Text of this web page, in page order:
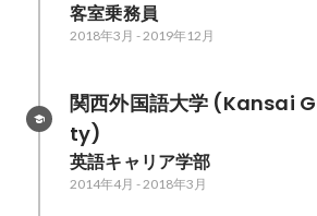
客室乗務員
2018年3月 -2019年12月
関西外国語大学 (Kansai
ty)
英語キャリア学部
2014年4月 -2018年3月